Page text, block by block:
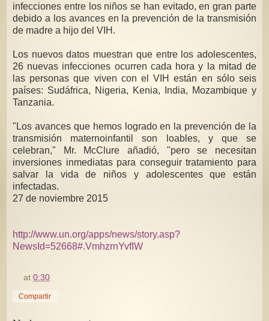
infecciones entre los niños se han evitado, en gran parte
debido a los avances en la prevención de la transmisión
de madre a hijo del VIH.
Los nuevos datos muestran que entre los adolescentes,
26 nuevas infecciones ocurren cada hora y la mitad de
las personas que viven con el VIH están en sólo seis
países: Sudáfrica, Nigeria, Kenia, India, Mozambique y
Tanzania.
"Los avances que hemos logrado en la prevención de la
transmisión maternoinfantil son loables, y que se
celebran," Mr. McClure añadió, "pero se necesitan
inversiones inmediatas para conseguir tratamiento para
salvar la vida de niños y adolescentes que están
infectadas.
27 de noviembre 2015
http://www.un.org/apps/news/story.asp?
NewsId=52668#.VmhzrnYvfIW
at0:30
Compartir